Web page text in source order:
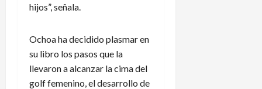
hijos”, señala.
Ochoa ha decidido plasmar en
su libro los pasos que la
llevaron a alcanzar la cima del
golf femenino, el desarrollo de